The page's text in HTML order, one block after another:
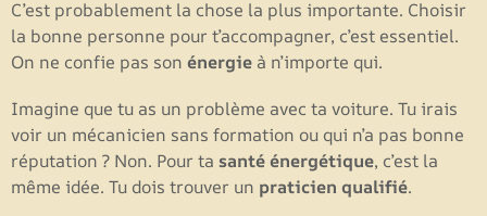
C’est probablement la chose la plus importante. Choisir
la bonne personne pour t’accompagner, c’est essentiel.
On ne confie pas son énergie à n’importe qui.
Imagine que tu as un problème avec ta voiture. Tu irais
voir un mécanicien sans formation ou qui n’a pas bonne
réputation ? Non. Pour ta santé énergétique, c’est la
même idée. Tu dois trouver un praticien qualifié.